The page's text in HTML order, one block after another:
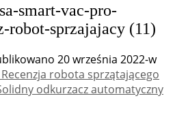
smart-vac-pro-
robot-sprzajajacy (11)
20 września 2022-w
robota sprzątającego
odkurzacz automatyczny